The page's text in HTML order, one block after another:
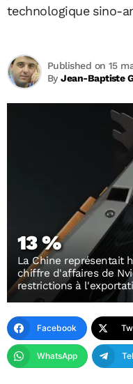
technologique sino-
ByJean-Baptiste
Published on 15
13 %
La Chine représentait
chiffre d'affaires de
restrictions à
Facebook
WhatsApp